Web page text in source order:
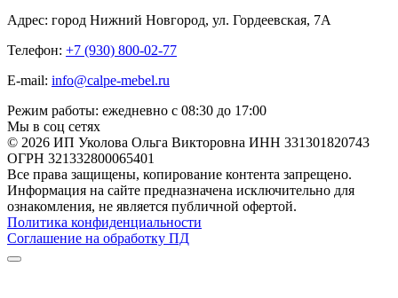
Адрес: город Нижний Новгород, ул. Гордеевская, 7А
Телефон: +7 (930) 800-02-77
E-mail: info@calpe-mebel.ru
Режим работы: ежедневно с 08:30 до 17:00
Мы в соц сетях
© 2026 ИП Уколова Ольга Викторовна ИНН 331301820743
ОГРН 321332800065401
Все права защищены, копирование контента запрещено.
Информация на сайте предназначена исключительно для
ознакомления, не является публичной офертой.
Политика конфиденциальности
Соглашение на обработку ПД